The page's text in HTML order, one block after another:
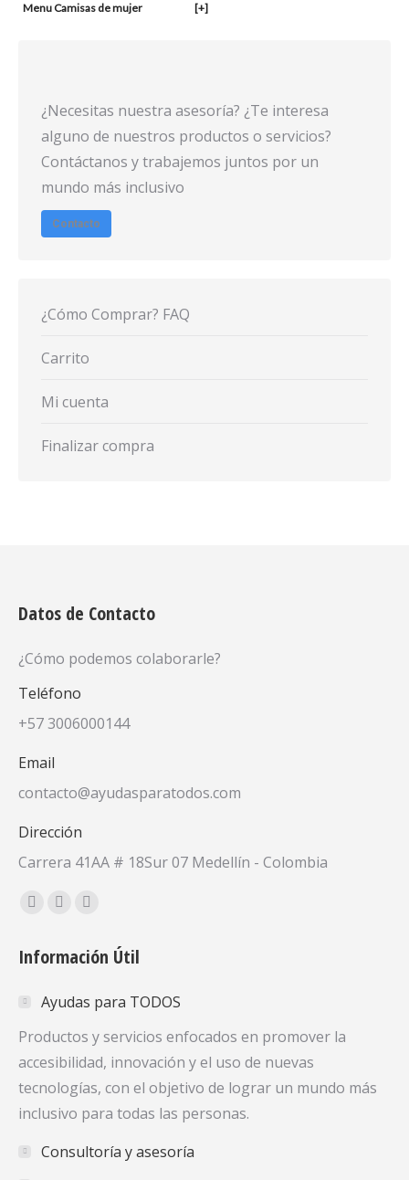
Menu Camisas de mujer
[+]
¿Necesitas nuestra asesoría? ¿Te interesa
alguno de nuestros productos o servicios?
Contáctanos y trabajemos juntos por un
mundo más inclusivo
Contacto
¿Cómo Comprar? FAQ
Carrito
Mi cuenta
Finalizar compra
Datos de Contacto
¿Cómo podemos colaborarle?
Teléfono
+57 3006000144
Email
contacto@ayudasparatodos.com
Dirección
Carrera 41AA # 18Sur 07 Medellín - Colombia
Encuéntranos en:
Facebook
opens
new
window
X
opens
new
window
YouTube
opens
new
window
Información Útil
Ayudas para TODOS
Productos y servicios enfocados en promover la
accesibilidad, innovación y el uso de nuevas
tecnologías, con el objetivo de lograr un mundo más
inclusivo para todas las personas.
Consultoría y asesoría